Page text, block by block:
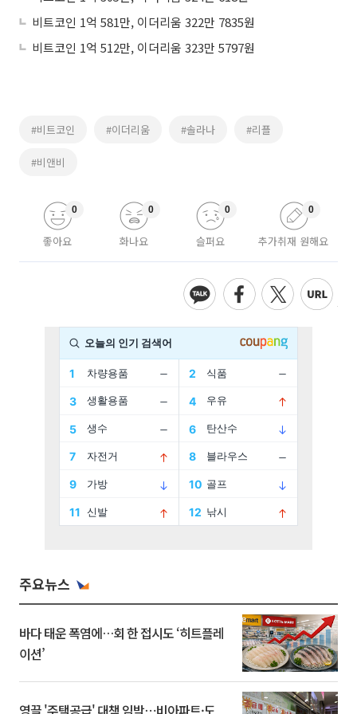
비트코인 1억 581만, 이더리움 322만 7835원
비트코인 1억 512만, 이더리움 323만 5797원
#비트코인 #이더리움 #솔라나 #리플
#비앤비
좋아요
0
화나요
0
슬퍼요
0
추가취재 원해요
0
주요뉴스
바다 태운 폭염에…회 한 접시도 ‘히트플레
이션’
영끌 '주택공급' 대책 임박⋯비아파트·도